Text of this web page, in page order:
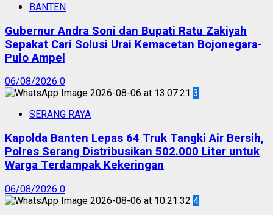
BANTEN
Gubernur Andra Soni dan Bupati Ratu Zakiyah
Sepakat Cari Solusi Urai Kemacetan Bojonegara-
Pulo Ampel
06/08/2026 0
3
SERANG RAYA
Kapolda Banten Lepas 64 Truk Tangki Air Bersih,
Polres Serang Distribusikan 502.000 Liter untuk
Warga Terdampak Kekeringan
06/08/2026 0
4